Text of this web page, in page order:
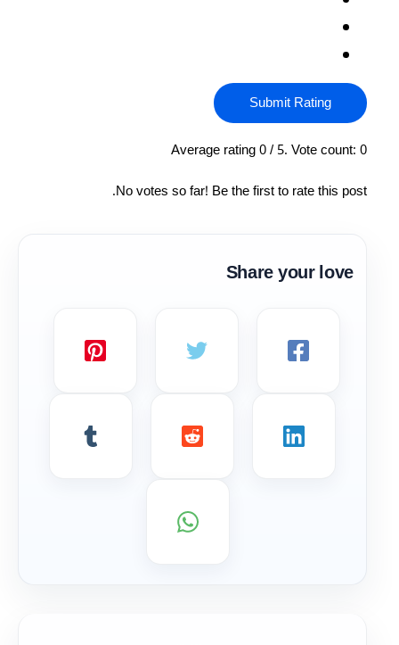
Submit Rating
Average rating0/ 5. Vote count:
No votes so far! Be the first to rate this post.
Share your love